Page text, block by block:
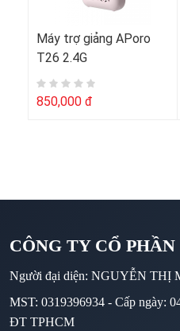
Máy trợ giảng APoro
T26 2.4G
850,000 đ
CÔNG TY CỔ PHẦN
Người đại diện: NGUYỄN THỊ
MST: 0319396934 - Cấp ngày:
ĐT TPHCM